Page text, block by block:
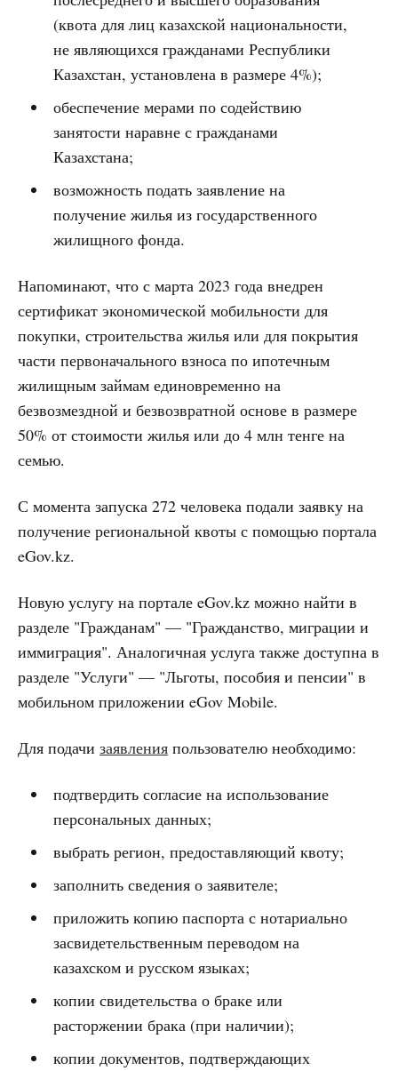
(квота для лиц казахской национальности,
не являющихся гражданами Республики
Казахстан, установлена в размере 4%);
обеспечение мерами по содействию
занятости наравне с гражданами
Казахстана;
возможность подать заявление на
получение жилья из государственного
жилищного фонда.
Напоминают, что с марта 2023 года внедрен
сертификат экономической мобильности для
покупки, строительства жилья или для покрытия
части первоначального взноса по ипотечным
жилищным займам единовременно на
безвозмездной и безвозвратной основе в размере
50% от стоимости жилья или до 4 млн тенге на
семью.
С момента запуска 272 человека подали заявку на
получение региональной квоты с помощью портала
eGov.kz.
Новую услугу на портале eGov.kz можно найти в
разделе "Гражданам" — "Гражданство, миграции и
иммиграция". Аналогичная услуга также доступна в
разделе "Услуги" — "Льготы, пособия и пенсии" в
мобильном приложении eGov Mobile.
Для подачи заявления пользователю необходимо:
подтвердить согласие на использование
персональных данных;
выбрать регион, предоставляющий квоту;
заполнить сведения о заявителе;
приложить копию паспорта с нотариально
засвидетельственным переводом на
казахском и русском языках;
копии свидетельства о браке или
расторжении брака (при наличии);
копии документов, подтверждающих